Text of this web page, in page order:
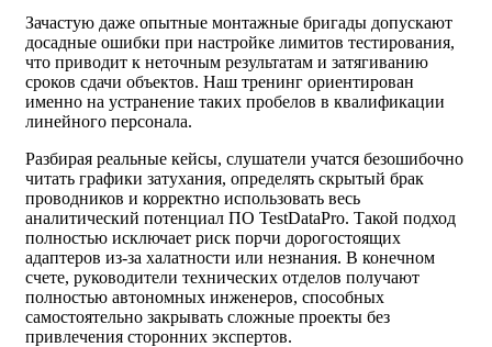
Зачастую даже опытные монтажные бригады допускают
досадные ошибки при настройке лимитов тестирования,
что приводит к неточным результатам и затягиванию
сроков сдачи объектов. Наш тренинг ориентирован
именно на устранение таких пробелов в квалификации
линейного персонала.
Разбирая реальные кейсы, слушатели учатся безошибочно
читать графики затухания, определять скрытый брак
проводников и корректно использовать весь
аналитический потенциал ПО TestDataPro. Такой подход
полностью исключает риск порчи дорогостоящих
адаптеров из-за халатности или незнания. В конечном
счете, руководители технических отделов получают
полностью автономных инженеров, способных
самостоятельно закрывать сложные проекты без
привлечения сторонних экспертов.